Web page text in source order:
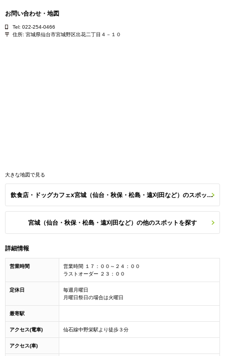
お問い合わせ・地図
Tel: 022-254-0466
住所: 宮城県仙台市宮城野区出花二丁目４－１０
大きな地図で見る
飲食店・ドッグカフェx宮城（仙台・秋保・松島・遠刈田など）のスポット一覧
宮城（仙台・秋保・松島・遠刈田など）の他のスポットを探す
詳細情報
営業時間
営業時間 １７：００～２４：００
ラストオーダー ２３：００
定休日
毎週月曜日
月曜日祭日の場合は火曜日
最寄駅
アクセス(電車) 仙石線中野栄駅より徒歩３分
アクセス(車)